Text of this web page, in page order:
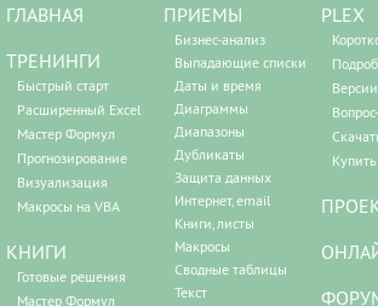
ГЛАВНАЯ
ТРЕНИНГИ
Быстрый старт
Расширенный Excel
Мастер Формул
Прогнозирование
Визуализация
Макросы на VBA
КНИГИ
Готовые решения
Мастер Формул
ПРИЕМЫ
Бизнес-анализ
Выпадающие списки
Даты и время
Диаграммы
Диапазоны
Дубликаты
Защита данных
Интернет, email
Книги, листы
Макросы
Сводные таблицы
Текст
PLEX
Версии
Купить